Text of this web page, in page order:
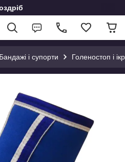
Бандажі і супорти Голеностоп і